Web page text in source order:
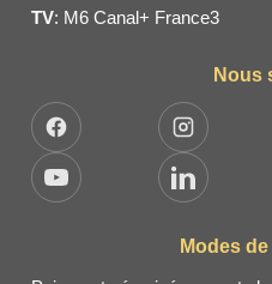
TV: M6 Canal+ France3
Nous
Facebook Instagram
YouTube LinkedIn
Modes